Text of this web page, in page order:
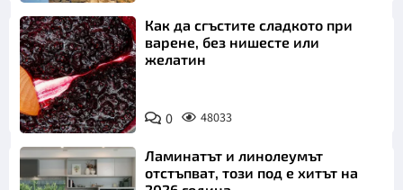
Как да сгъстите сладкото при
варене, без нишесте или
желатин
0 48033
Ламинатът и линолеумът
отстъпват, този под е хитът на